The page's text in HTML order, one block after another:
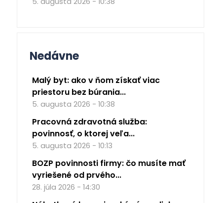
Nedávne
Malý byt: ako v ňom získať viac
priestoru bez búrania...
5. augusta 2026 - 10:38
Pracovná zdravotná služba:
povinnosť, o ktorej veľa...
5. augusta 2026 - 10:13
BOZP povinnosti firmy: čo musíte mať
vyriešené od prvého...
28. júla 2026 - 14:30